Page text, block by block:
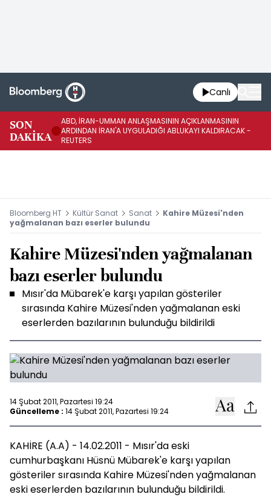
Canlı
SON
DAKİKA
ABD, İRAN-UMMAN ANLAŞMASININ AÇIKLANMASININ
ARDINDAN İRAN'A UYGULADIĞI ABLUKAYI KALDIRACAK -
REUTERS
Bloomberg HT Kültür Sanat Sanat
Kahire Müzesi'nden
yağmalanan bazı eserler bulundu
Kahire Müzesi'nden yağmalanan
bazı eserler bulundu
Mısır'da Mübarek'e karşı yapılan gösteriler
sırasında Kahire Müzesi'nden yağmalanan eski
eserlerden bazılarının bulunduğu bildirildi
14 Şubat 2011, Pazartesi 19:24
Güncelleme : 14 Şubat 2011, Pazartesi 19:24
KAHİRE (A.A) - 14.02.2011 - Mısır'da eski
cumhurbaşkanı Hüsnü Mübarek'e karşı yapılan
gösteriler sırasında Kahire Müzesi'nden yağmalanan
eski eserlerden bazılarının bulunduğu bildirildi.